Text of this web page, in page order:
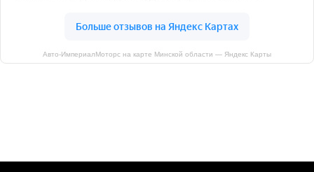
Авто-ИмпериалМоторс на карте Минской области — Яндекс Карты